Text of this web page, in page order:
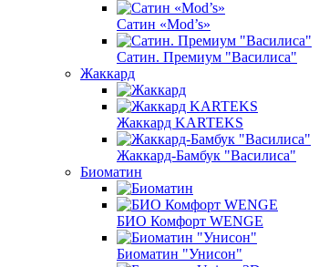
Сатин «Mod’s»
Сатин. Премиум "Василиса"
Жаккард
Жаккард KARTEKS
Жаккард-Бамбук "Василиса"
Биоматин
БИО Комфорт WENGE
Биоматин "Унисон"